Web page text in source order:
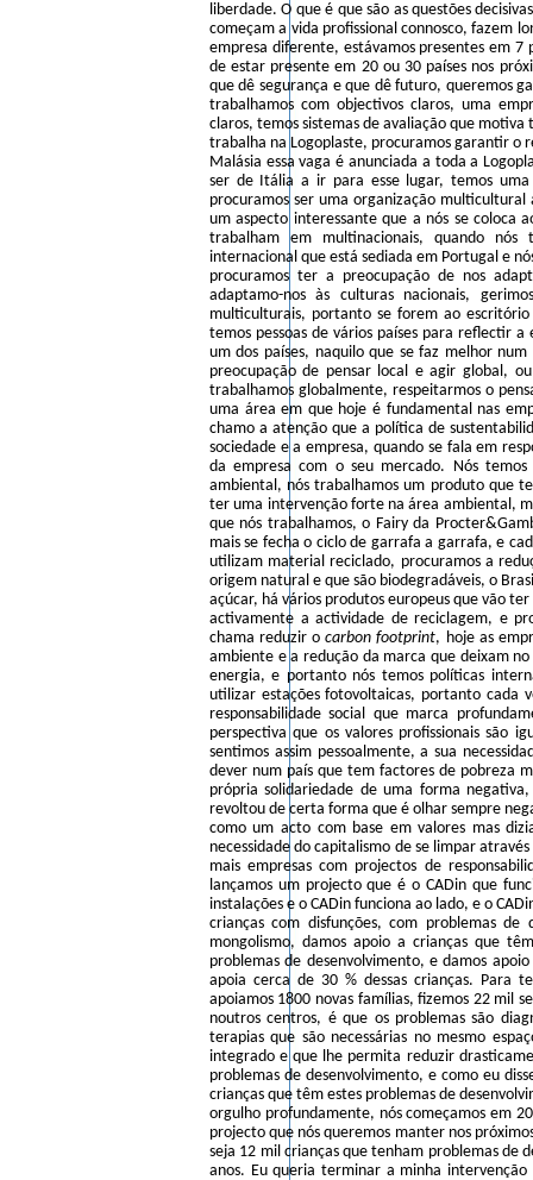
liberdade. O que é que são as questões
começam a vida profissional connosco, fazem
empresa diferente, estávamos presentes em 7
de estar presente em 20 ou 30 países nos
que dê segurança e que dê futuro, queremos
trabalhamos com objectivos claros, uma
claros, temos sistemas de avaliação que
trabalha na Logoplaste, procuramos garantir o
Malásia essa vaga é anunciada a toda a
ser de Itália a ir para esse lugar, temos
procuramos ser uma organização
um aspecto interessante que a nós se coloca
trabalham em multinacionais, quando nós
internacional que está sediada em Portugal e
procuramos ter a preocupação de nos
adaptamo-nos às culturas nacionais,
multiculturais, portanto se forem ao escritório
temos pessoas de vários países para reflectir
um dos países, naquilo que se faz melhor
preocupação de pensar local e agir global,
trabalhamos globalmente, respeitarmos o
uma área em que hoje é fundamental nas
chamo a atenção que a política de
sociedade e a empresa, quando se fala em
da empresa com o seu mercado. Nós
ambiental, nós trabalhamos um produto que
ter uma intervenção forte na área ambiental,
que nós trabalhamos, o Fairy da
mais se fecha o ciclo de garrafa a garrafa, e
utilizam material reciclado, procuramos a
origem natural e que são biodegradáveis, o
açúcar, há vários produtos europeus que vão
activamente a actividade de reciclagem, e
chama reduzir ocarbon footprint, hoje as
ambiente e a redução da marca que deixam
energia, e portanto nós temos políticas
utilizar estações fotovoltaicas, portanto cada
responsabilidade social que marca
perspectiva que os valores profissionais são
sentimos assim pessoalmente, a sua
dever num país que tem factores de pobreza
própria solidariedade de uma forma
revoltou de certa forma que é olhar sempre
como um acto com base em valores mas
necessidade do capitalismo de se limpar
mais empresas com projectos de
lançamos um projecto que é o CADin que
instalações e o CADin funciona ao lado, e o
crianças com disfunções, com problemas
mongolismo, damos apoio a crianças que
problemas de desenvolvimento, e damos
apoia cerca de 30 % dessas crianças. Para
apoiamos 1800 novas famílias, fizemos 22 mil
noutros centros, é que os problemas são
terapias que são necessárias no mesmo
integrado e que lhe permita reduzir
problemas de desenvolvimento, e como eu
crianças que têm estes problemas de
orgulho profundamente, nós começamos em
projecto que nós queremos manter nos
seja 12 mil crianças que tenham problemas de
anos. Eu queria terminar a minha